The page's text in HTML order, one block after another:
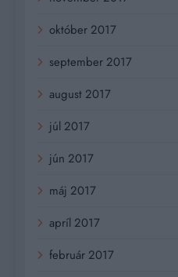
október 2017
september 2017
august 2017
júl 2017
jún 2017
máj 2017
apríl 2017
február 2017